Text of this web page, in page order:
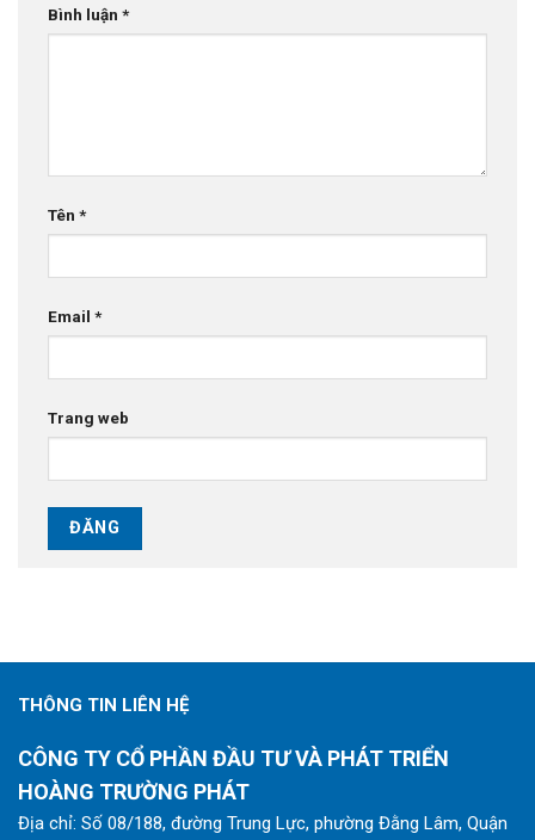
Bình luận *
Tên *
Email *
Trang web
THÔNG TIN LIÊN HỆ
CÔNG TY CỔ PHẦN ĐẦU TƯ VÀ PHÁT TRIỂN
HOÀNG TRƯỜNG PHÁT
Địa chỉ: Số 08/188, đường Trung Lực, phường Đằng Lâm, Quận